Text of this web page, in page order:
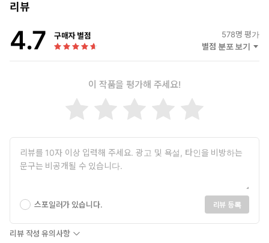
리뷰
4.7 구매자 별점 578명 평가
별점 분포 보기
이 작품을 평가해 주세요!
스포일러가 있습니다. 리뷰 등록
리뷰 작성 유의사항